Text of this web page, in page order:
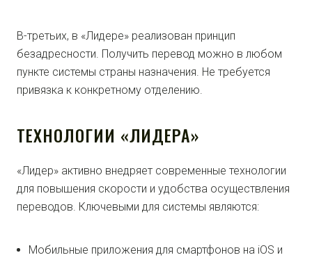
В-третьих, в «Лидере» реализован принцип
безадресности. Получить перевод можно в любом
пункте системы страны назначения. Не требуется
привязка к конкретному отделению.
ТЕХНОЛОГИИ «ЛИДЕРА»
«Лидер» активно внедряет современные технологии
для повышения скорости и удобства осуществления
переводов. Ключевыми для системы являются:
Мобильные приложения для смартфонов на iOS и